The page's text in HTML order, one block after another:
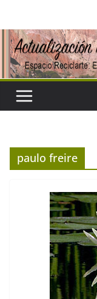
contenido
paulo freire